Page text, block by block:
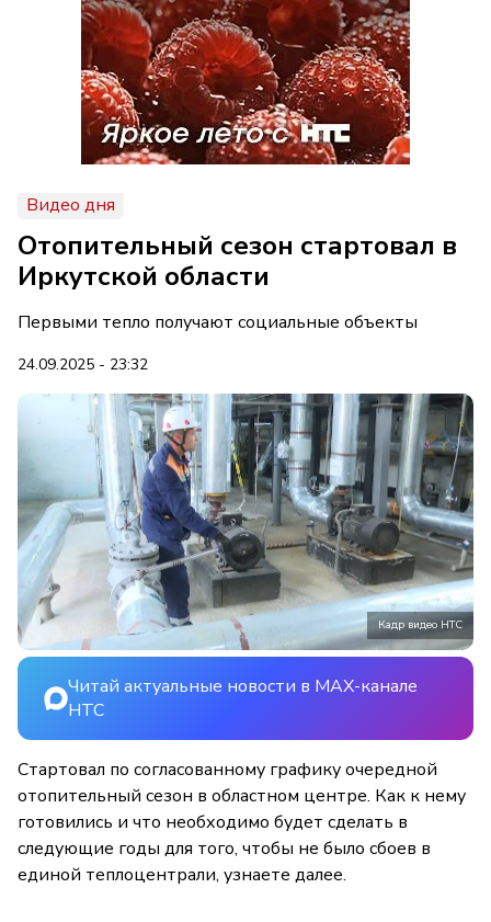
Видео дня
Отопительный сезон стартовал в
Иркутской области
Первыми тепло получают социальные объекты
24.09.2025 - 23:32
Кадр видео НТС
Читай актуальные новости в MAX-канале
НТС
Стартовал по согласованному графику очередной
отопительный сезон в областном центре. Как к нему
готовились и что необходимо будет сделать в
следующие годы для того, чтобы не было сбоев в
единой теплоцентрали, узнаете далее.